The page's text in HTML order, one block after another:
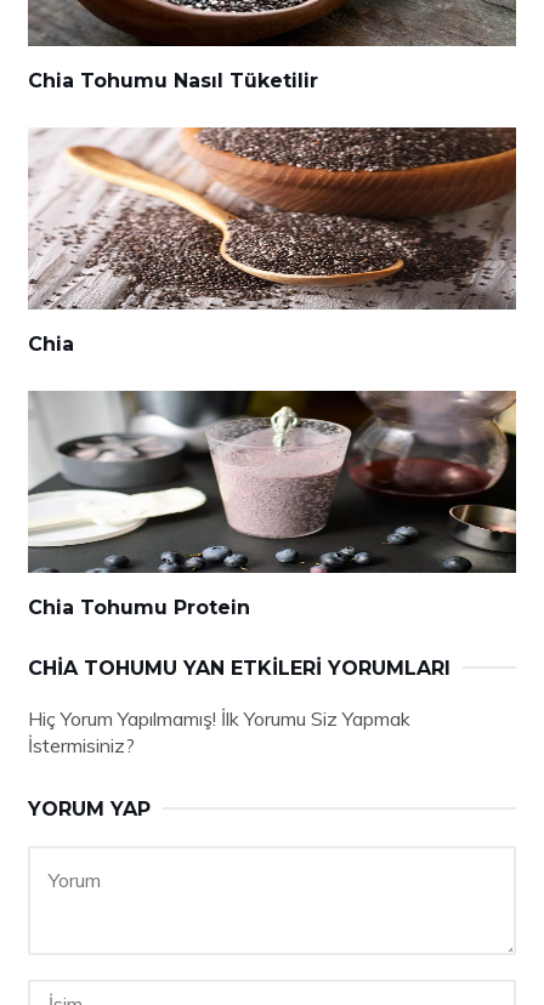
Chia Tohumu Nasıl Tüketilir
Chia
Chia Tohumu Protein
CHIA TOHUMU YAN ETKILERI YORUMLARI
Hiç Yorum Yapılmamış! İlk Yorumu Siz Yapmak
İstermisiniz?
YORUM YAP